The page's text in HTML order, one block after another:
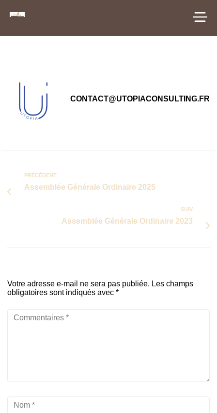
CONTACT@UTOPIACONSULTING.FR
PRÉCÉDENT
Assemblée Générale Ordinaire 2025
SUIV
Assemblée Générale Ordinaire 2023
Votre adresse e-mail ne sera pas publiée. Les champs
obligatoires sont indiqués avec *